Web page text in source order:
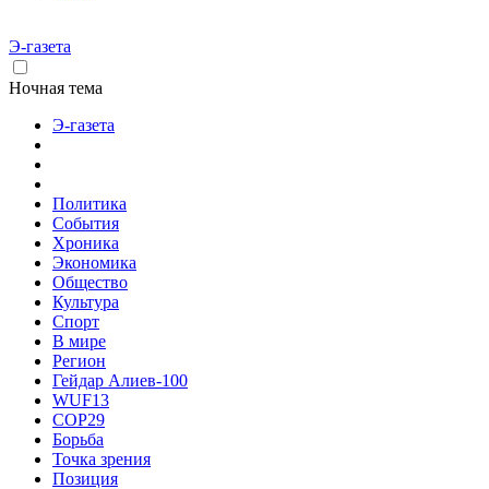
Э-газета
Ночная тема
Э-газета
Политика
События
Хроника
Экономика
Общество
Культура
Спорт
В мире
Регион
Гейдар Алиев-100
WUF13
COP29
Борьба
Точка зрения
Позиция